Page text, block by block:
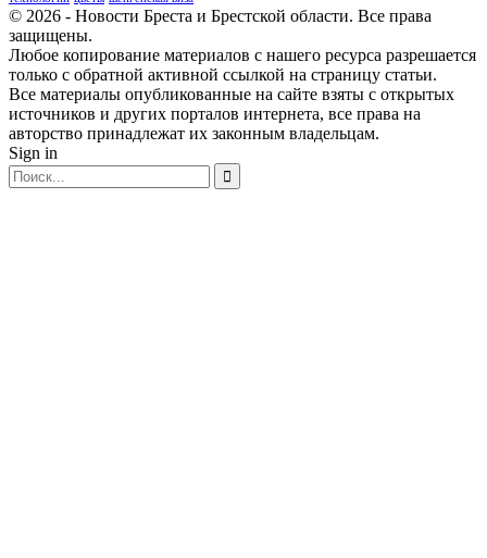
© 2026 - Новости Бреста и Брестской области. Все права
защищены.
Любое копирование материалов с нашего ресурса разрешается
только с обратной активной ссылкой на страницу статьи.
Все материалы опубликованные на сайте взяты с открытых
источников и других порталов интернета, все права на
авторство принадлежат их законным владельцам.
Sign in